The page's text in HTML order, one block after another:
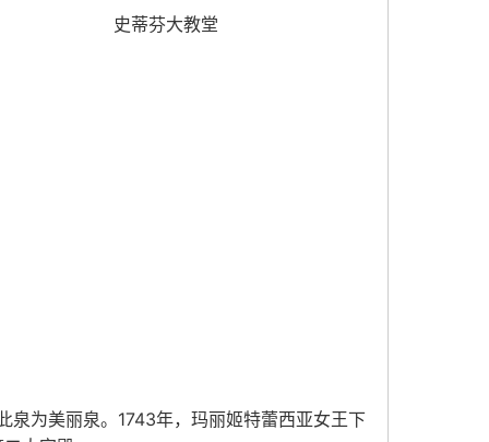
史蒂芬大教堂
泉为美丽泉。1743年，玛丽姬特蕾西亚女王下